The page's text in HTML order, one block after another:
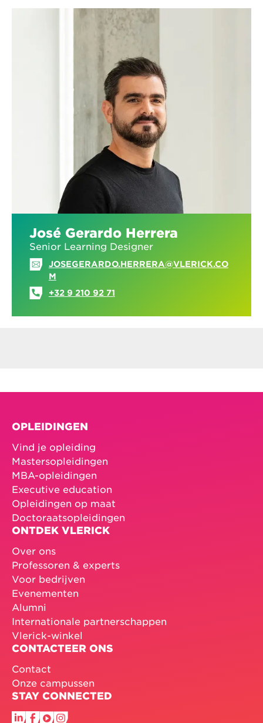
José Gerardo Herrera
Senior Learning Designer
JOSEGERARDO.HERRERA@VLERICK.CO
M
+32 9 210 92 71
OPLEIDINGEN
Vind je opleiding
Mastersopleidingen
MBA-opleidingen
Executive education
Opleidingen op maat
Doctoraatsopleidingen
ONTDEK VLERICK
Over ons
Professoren & experts
Voor bedrijven
Evenementen
Alumni
Internationale partnerschappen
Vlerick-winkel
CONTACTEER ONS
Contact
Onze campussen
STAY CONNECTED